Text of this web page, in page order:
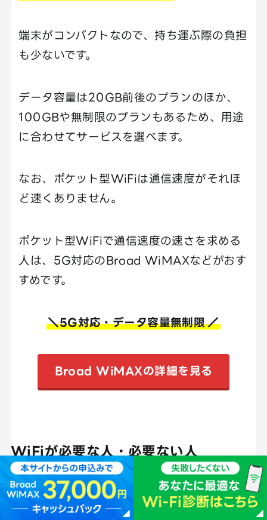
端末がコンパクトなので、持ち運ぶ際の負担
も少ないです。
データ容量は20GB前後のプランのほか、
100GBや無制限のプランもあるため、用途
に合わせてサービスを選べます。
なお、ポケット型WiFiは通信速度がそれほ
ど速くありません。
ポケット型WiFiで通信速度の速さを求める
人は、5G対応のBroad WiMAXなどがおす
すめです。
＼5G対応・データ容量無制限／
Broad WiMAXの詳細を見る
WiFiが必要な人・必要ない人